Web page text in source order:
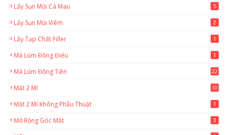
Lấy Sụn Mũi Cà Mau 5
Lấy Sụn Mũi Viêm 2
Lấy Tạp Chất Filler 1
Má Lúm Đồng Điếu 1
Má Lúm Đồng Tiền 22
Mắt 2 Mí 10
Mắt 2 Mí Không Phẫu Thuật 1
Mở Rộng Góc Mắt 3